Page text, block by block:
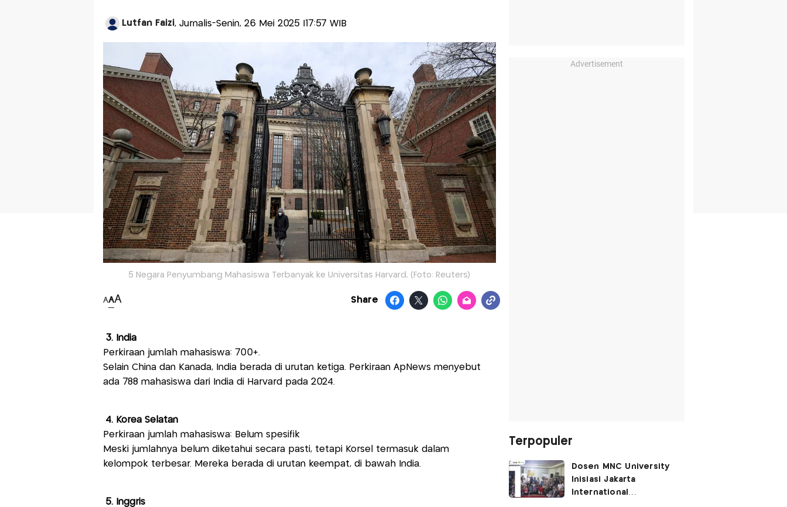
Lutfan Faizi, Jurnalis-Senin, 26 Mei 2025 |17:57 WIB
5 Negara Penyumbang Mahasiswa Terbanyak ke Universitas Harvard, (Foto: Reuters)
AAA Share
3. India
Perkiraan jumlah mahasiswa: 700+.
Selain China dan Kanada, India berada di urutan ketiga. Perkiraan ApNews menyebut
ada 788 mahasiswa dari India di Harvard pada 2024.
4. Korea Selatan
Perkiraan jumlah mahasiswa: Belum spesifik
Meski jumlahnya belum diketahui secara pasti, tetapi Korsel termasuk dalam
kelompok terbesar. Mereka berada di urutan keempat, di bawah India.
5. Inggris
Advertisement
Terpopuler
Dosen MNC University
Inisiasi Jakarta
International